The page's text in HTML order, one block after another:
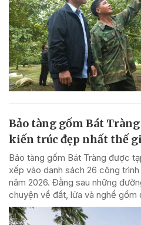
Bảo tàng gốm Bát
kiến trúc đẹp nhất thế
Bảo tàng gốm Bát Tràng được
xếp vào danh sách 26 công
năm 2026. Đằng sau những
chuyện về đất, lửa và nghề gốm